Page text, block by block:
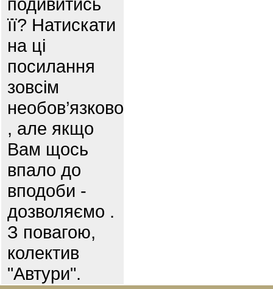
її? Натискати
на ці
посилання
зовсім
необов’язково
, але якщо
Вам щось
впало до
вподоби -
дозволяємо .
З повагою,
колектив
"Автури".